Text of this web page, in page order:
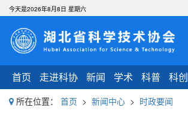
首页 走进科协 新闻 学术 科普 科创
今天是2026年8月8日 星期六
所在位置： 首页 > 新闻中心 > 时政要闻